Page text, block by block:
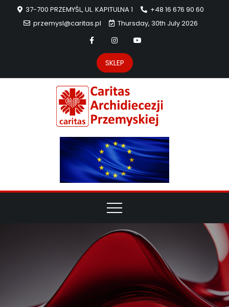
37-700 PRZEMYŚL, UL. KAPITULNA 1
+48 16 676 90 60
przemysl@caritas.pl
Thursday, 30th July 2026
SKLEP